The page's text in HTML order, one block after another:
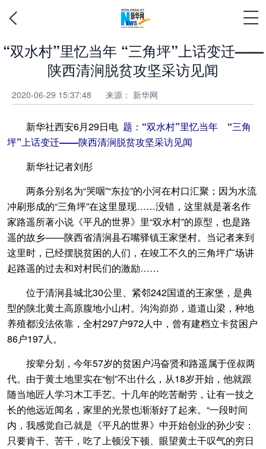
“双水村”里忆当年 “三角坪”上话变迁——
陕西清涧脱贫攻坚采访见闻
2020-06-29 15:37:48 来源： 新华网
新华社西安6月29日电 题：“双水村”里忆当年 “三角
坪”上话变迁——陕西清涧脱贫攻坚采访见闻
新华社记者刘彤
两条分别名为“哭咽”“东拉”的小河在村口汇聚；因为水流
冲刷形成的“三角坪”在这里显现……没错，这里就是著名作
家路遥所著小说《平凡的世界》里“双水村”的原型，也是路
遥的故乡——陕西省清涧县石嘴驿镇王家堡村。当记者来到
这里时，已经摆脱贫困的人们，在竣工不久的三角坪广场讲
起路遥的过去和对村民们的激励……
位于清涧县城北30公里、紧邻242国道的王家堡，是典
型的陕北黄土高原腹地小山村。沟沟峁峁，道道山梁，种地
养殖都没法依靠，全村297户972人中，曾有建档立卡贫困户
86户197人。
按辈分划，今年57岁的贫困户冯奋贤和路遥属于侄叔两
代。由于黄土地里实在“刨”不出什么，从18岁开始，他就跟
随当地匠人学习木工手艺。十几年的吃苦耐劳，让有一技之
长的他远近闻名，家里的光景也渐渐好了起来。“一段时间
内，我感觉自己就是《平凡的世界》中开始创业的孙少安：
只要肯干、苦干，吃了上顿没下顿、眼望黄土干叹气的穷日